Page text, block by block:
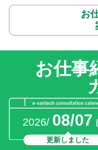
お
お仕事
2026/ 08/07
更新しました